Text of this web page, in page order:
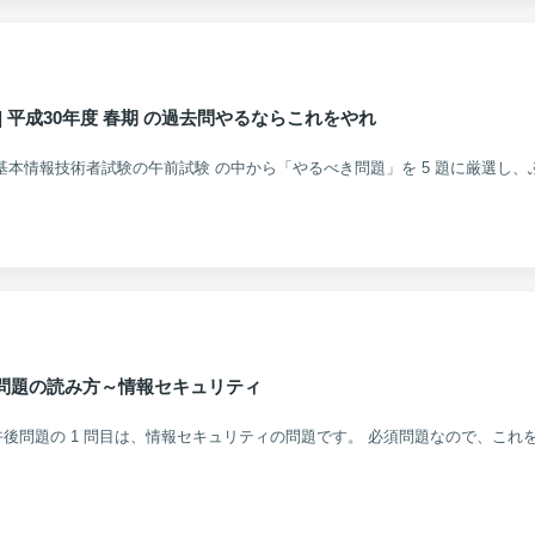
成30年度 春期 の過去問やるならこれをやれ
題の読み方～情報セキュリティ